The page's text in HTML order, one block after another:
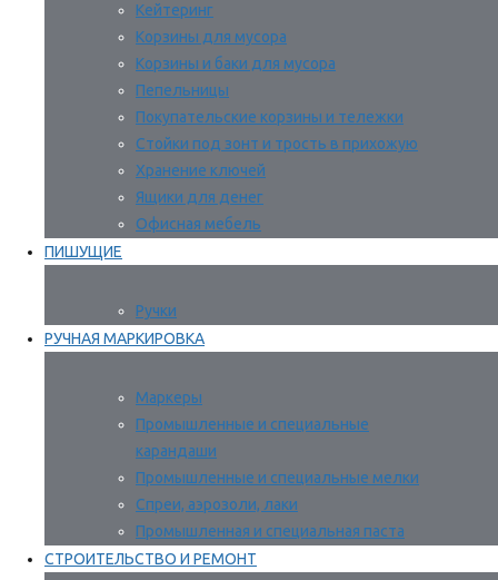
Кейтеринг
Корзины для мусора
Корзины и баки для мусора
Пепельницы
Покупательские корзины и тележки
Стойки под зонт и трость в прихожую
Хранение ключей
Ящики для денег
Офисная мебель
ПИШУЩИЕ
Ручки
РУЧНАЯ МАРКИРОВКА
Маркеры
Промышленные и специальные
карандаши
Промышленные и специальные мелки
Спреи, аэрозоли, лаки
Промышленная и специальная паста
СТРОИТЕЛЬСТВО И РЕМОНТ